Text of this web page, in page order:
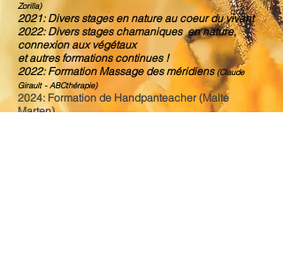
Zorilla)
2021: Divers stages en nature au coeur du vivant
2022: Divers stages chamaniques en nature,
connexion aux végétaux
et autres formations continues !
2022: Formation Massage des méridiens(Claude
Girault - ABCthérapie)
2024: Formation de Handpanteacher (Malte
Marten)